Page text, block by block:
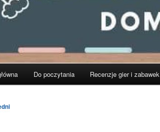
Do poczytania Recenzje gier i zabawek